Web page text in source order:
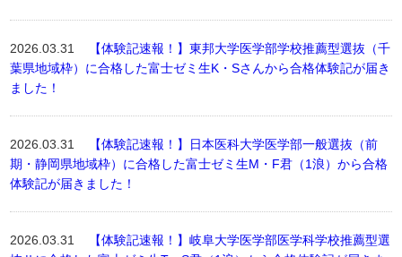
2026.03.31
【体験記速報！】東邦大学医学部学校推薦型選抜（千
葉県地域枠）に合格した富士ゼミ生K・Sさんから合格体験記が届き
ました！
2026.03.31
【体験記速報！】日本医科大学医学部一般選抜（前
期・静岡県地域枠）に合格した富士ゼミ生M・F君（1浪）から合格
体験記が届きました！
2026.03.31
【体験記速報！】岐阜大学医学部医学科学校推薦型選